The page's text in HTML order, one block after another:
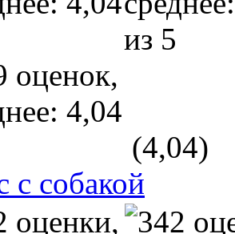
(4,04)
с собакой